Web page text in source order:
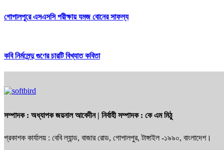
গোপালপুরে এসএসসি পরীক্ষায় যমজ বোনের সাফল্য
কবি নির্মলেন্দু গুণের চারটি বিখ্যাত কবিতা
সম্পাদক : অধ্যাপক জয়নাল আবেদীন| নির্বাহী সম্পাদক : কে এম মিঠু
প্রকাশক কার্যালয় : বেবি ল্যান্ড, বাজার রোড, গোপালপুর, টাঙ্গাইল -১৯৯০, বাংলাদেশ।